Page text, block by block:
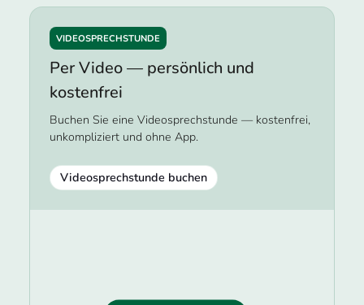
VIDEOSPRECHSTUNDE
Per Video — persönlich und
kostenfrei
Buchen Sie eine Videosprechstunde — kostenfrei,
unkompliziert und ohne App.
Videosprechstunde buchen